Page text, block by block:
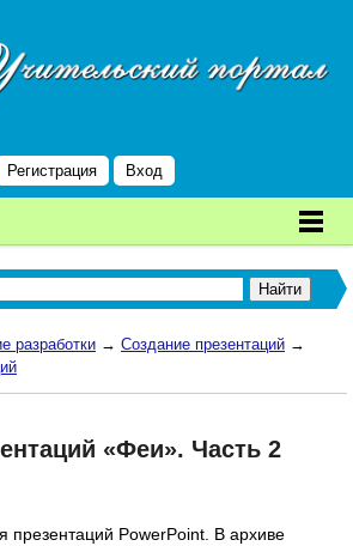
Регистрация Вход
разработки → Создание презентаций →
«Феи». Часть 2
презентаций PowerPoint. В архиве